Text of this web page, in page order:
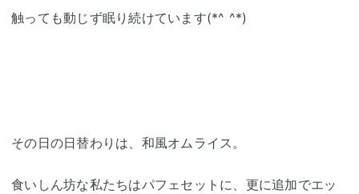
触っても動じず眠り続けています(*^ ^*)
その日の日替わりは、和風オムライス。
食いしん坊な私たちはパフェセットに、更に追加でエッ